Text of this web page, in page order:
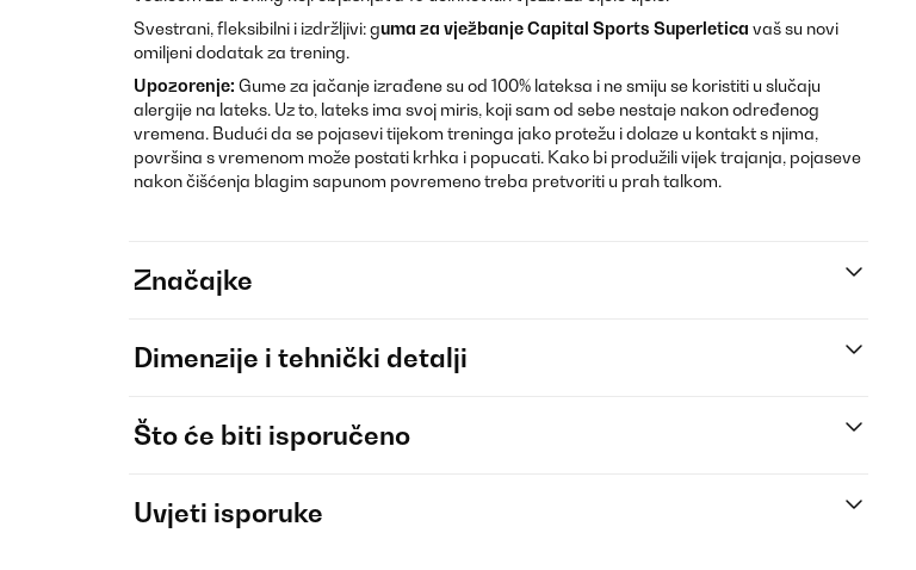
Svestrani, fleksibilni i izdržljivi: guma za vježbanje Capital Sports Superletica vaš su novi
omiljeni dodatak za trening.
Upozorenje: Gume za jačanje izrađene su od 100% lateksa i ne smiju se koristiti u slučaju
alergije na lateks. Uz to, lateks ima svoj miris, koji sam od sebe nestaje nakon određenog
vremena. Budući da se pojasevi tijekom treninga jako protežu i dolaze u kontakt s njima,
površina s vremenom može postati krhka i popucati. Kako bi produžili vijek trajanja, pojaseve
nakon čišćenja blagim sapunom povremeno treba pretvoriti u prah talkom.
Značajke
Dimenzije i tehnički detalji
Što će biti isporučeno
Uvjeti isporuke